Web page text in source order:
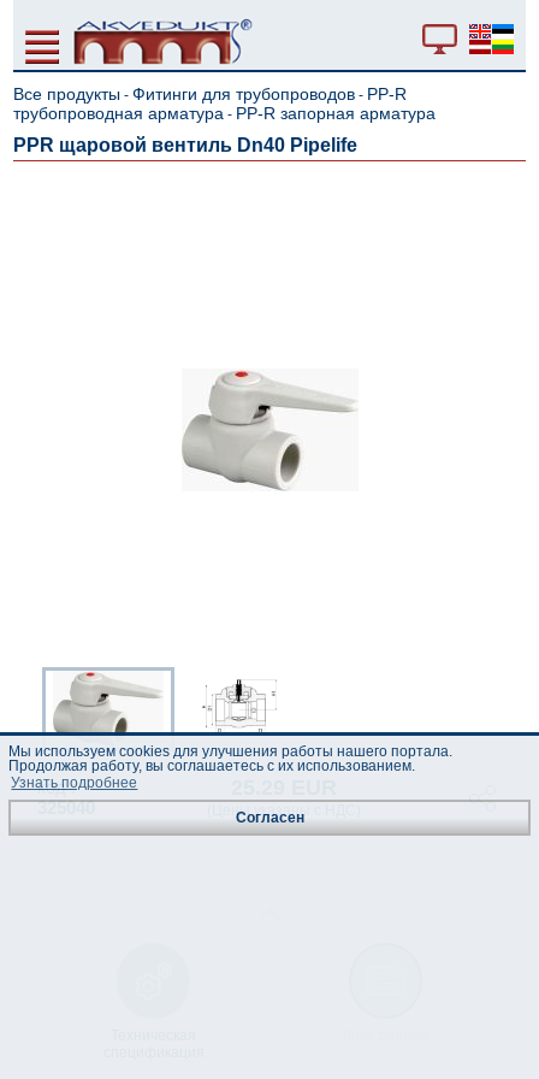
Все продукты -Фитинги для трубопроводов - PP-R
трубопроводная арматура - PP-R запорная арматура
PPR щаровой вентиль Dn40 Pipelife
код :
325040
(Цены указаны с НДС)
Мы используем cookies для улучшения работы нашего портала.
Продолжая работу, вы соглашаетесь с их использованием.
Узнать подробнее
Согласен